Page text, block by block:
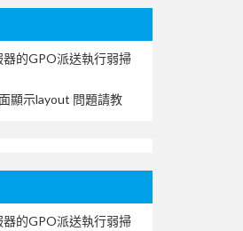
的GPO派送執行弱掃
顯示layout 問題請教
的GPO派送執行弱掃